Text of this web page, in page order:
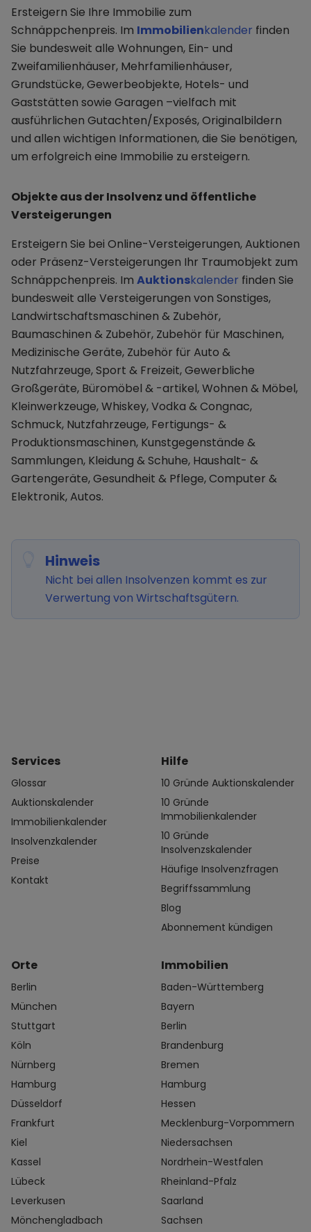
Ersteigern Sie Ihre Immobilie zum
Schnäppchenpreis. Im Immobilienkalender finden
Sie bundesweit alle Wohnungen, Ein- und
Zweifamilienhäuser, Mehrfamilienhäuser,
Grundstücke, Gewerbeobjekte, Hotels- und
Gaststätten sowie Garagen –vielfach mit
ausführlichen Gutachten/Exposés, Originalbildern
und allen wichtigen Informationen, die Sie benötigen,
um erfolgreich eine Immobilie zu ersteigern.
Objekte aus der Insolvenz und öffentliche
Versteigerungen
Ersteigern Sie bei Online-Versteigerungen, Auktionen
oder Präsenz-Versteigerungen Ihr Traumobjekt zum
Schnäppchenpreis. Im Auktionskalender finden Sie
bundesweit alle Versteigerungen von Sonstiges,
Landwirtschaftsmaschinen & Zubehör,
Baumaschinen & Zubehör, Zubehör für Maschinen,
Medizinische Geräte, Zubehör für Auto &
Nutzfahrzeuge, Sport & Freizeit, Gewerbliche
Großgeräte, Büromöbel & -artikel, Wohnen & Möbel,
Kleinwerkzeuge, Whiskey, Vodka & Congnac,
Schmuck, Nutzfahrzeuge, Fertigungs- &
Produktionsmaschinen, Kunstgegenstände &
Sammlungen, Kleidung & Schuhe, Haushalt- &
Gartengeräte, Gesundheit & Pflege, Computer &
Elektronik, Autos.
Hinweis
Nicht bei allen Insolvenzen kommt es zur
Verwertung von Wirtschaftsgütern.
Services
Glossar
Auktionskalender
Immobilienkalender
Insolvenzkalender
Preise
Kontakt
Hilfe
10 Gründe Auktionskalender
10 Gründe
Immobilienkalender
10 Gründe
Insolvenzskalender
Häufige Insolvenzfragen
Begriffssammlung
Blog
Abonnement kündigen
Orte
Berlin
München
Stuttgart
Köln
Nürnberg
Hamburg
Düsseldorf
Frankfurt
Kiel
Kassel
Lübeck
Leverkusen
Mönchengladbach
Immobilien
Baden-Württemberg
Bayern
Berlin
Brandenburg
Bremen
Hamburg
Hessen
Mecklenburg-Vorpommern
Niedersachsen
Nordrhein-Westfalen
Rheinland-Pfalz
Saarland
Sachsen